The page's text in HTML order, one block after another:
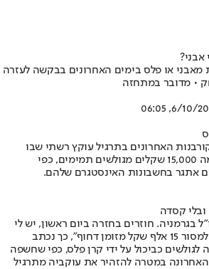
או פלס בימים האחרונים בבקשה לעזרה
• מדובר במתחזה
6/10/2019,
האחרונים בתרגיל עוקץ רשתי שבו
נעשה ניסיון להוציא במרמה 15,000 שקלים מגולשים תמימים, כפי
אתגר בחשבונות האינסטגרם שלהם.
ובלי קסדה
בגרמניה. חוזרים בחזרה ביום ראשון, יש לי
בעיה קטנה בארץ. צריכה למסור 15 אלף שקל מזומן דחוף", כך נכתב
כביכול על ידי קרן פלס, כפי שחשפה
במטרה להזהיר את עוקביה מתרגיל